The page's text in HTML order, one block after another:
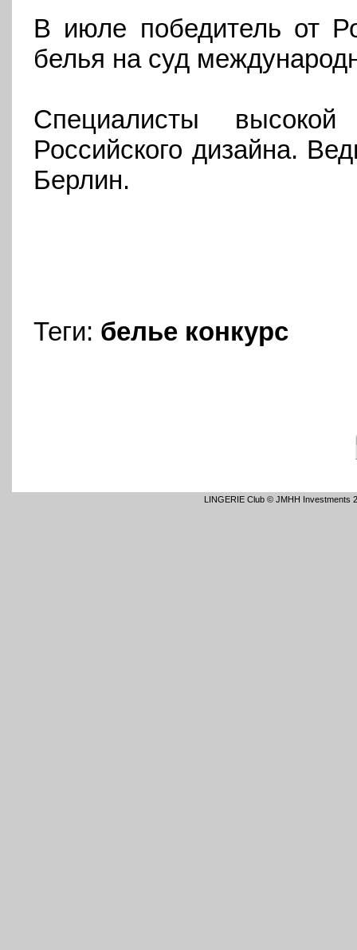
В июле победитель от
белья на суд
Специалисты
Российского дизайна.
Берлин.
Теги: белье конкурс
LINGERIE Club © JMHH Investments